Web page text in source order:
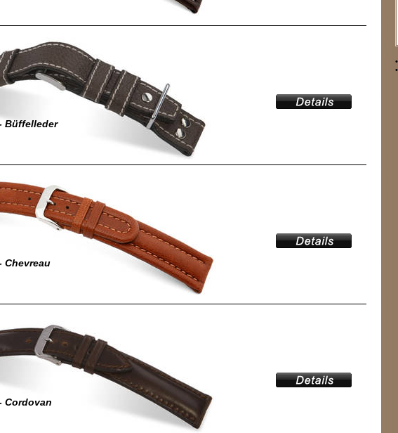
Büffelleder
Chevreau
Cordovan